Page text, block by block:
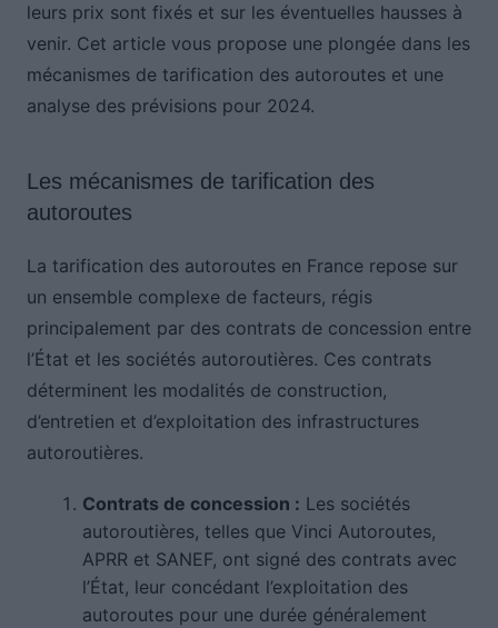
leurs prix sont fixés et sur les éventuelles hausses à
venir. Cet article vous propose une plongée dans les
mécanismes de tarification des autoroutes et une
analyse des prévisions pour 2024.
Les mécanismes de tarification des
autoroutes
La tarification des autoroutes en France repose sur
un ensemble complexe de facteurs, régis
principalement par des contrats de concession entre
l’État et les sociétés autoroutières. Ces contrats
déterminent les modalités de construction,
d’entretien et d’exploitation des infrastructures
autoroutières.
Contrats de concession : Les sociétés
autoroutières, telles que Vinci Autoroutes,
APRR et SANEF, ont signé des contrats avec
l’État, leur concédant l’exploitation des
autoroutes pour une durée généralement